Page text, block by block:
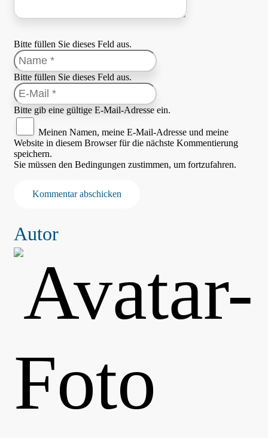
Bitte füllen Sie dieses Feld aus.
Bitte füllen Sie dieses Feld aus.
Bitte gib eine gültige E-Mail-Adresse ein.
Meinen Namen, meine E-Mail-Adresse und meine
Website in diesem Browser für die nächste Kommentierung
speichern.
Sie müssen den Bedingungen zustimmen, um fortzufahren.
Kommentar abschicken
Autor